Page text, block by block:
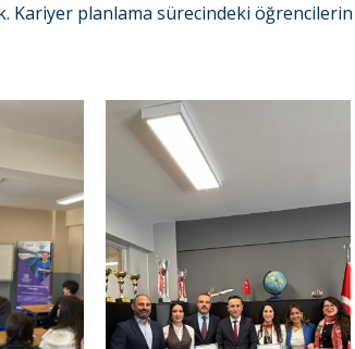
planlama sürecindeki öğrencilerin